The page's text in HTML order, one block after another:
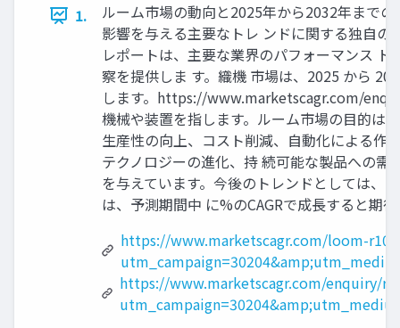
1.
ルーム市場の動向と2025年から2032年まで
影響を与える主要なトレ ンドに関する独自
レポートは、主要な業界のパフォーマンス
察を提供しま す。織機 市場は、2025 から
します。https://www.marketscagr.com/
機械や装置を指します。ルーム市場の目的は
生産性の向上、コスト削減、自動化による作
テクノロジーの進化、持 続可能な製品への
を与えています。今後のトレンドとしては、
は、予測期間中 に%のCAGRで成長すると期
https://www.marketscagr.com/loom-
https://www.marketscagr.com/enquiry/